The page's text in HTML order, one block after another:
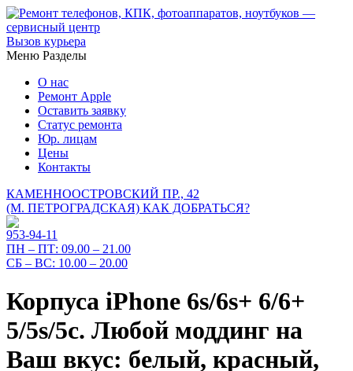
Вызов курьера
Меню Разделы
О нас
Ремонт Apple
Оставить заявку
Статус ремонта
Юр. лицам
Цены
Контакты
КАМЕННООСТРОВСКИЙ ПР., 42
(М. ПЕТРОГРАДСКАЯ) КАК ДОБРАТЬСЯ?
953-94-11
ПН – ПТ: 09.00 – 21.00
СБ – ВС: 10.00 – 20.00
Корпуса iPhone 6s/6s+ 6/6+
5/5s/5c. Любой моддинг на
Ваш вкус: белый, красный,